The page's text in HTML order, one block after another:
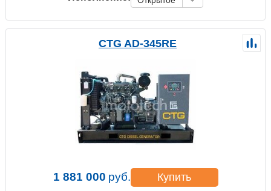
CTG AD-345RE
1 881 000 руб. Купить